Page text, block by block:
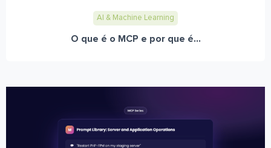
AI & Machine Learning
O que é o MCP e por que é...